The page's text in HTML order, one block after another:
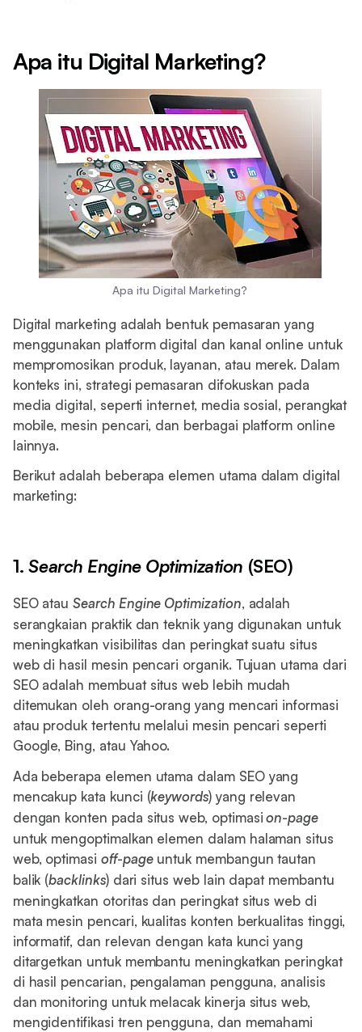
Apa itu Digital Marketing?
Apa itu Digital Marketing?
Digital marketing adalah bentuk pemasaran yang
menggunakan platform digital dan kanal online untuk
mempromosikan produk, layanan, atau merek. Dalam
konteks ini, strategi pemasaran difokuskan pada
media digital, seperti internet, media sosial, perangkat
mobile, mesin pencari, dan berbagai platform online
lainnya.
Berikut adalah beberapa elemen utama dalam digital
marketing:
1.Search Engine Optimization (SEO)
SEO atauSearch Engine Optimization, adalah
serangkaian praktik dan teknik yang digunakan untuk
meningkatkan visibilitas dan peringkat suatu situs
web di hasil mesin pencari organik. Tujuan utama dari
SEO adalah membuat situs web lebih mudah
ditemukan oleh orang-orang yang mencari informasi
atau produk tertentu melalui mesin pencari seperti
Google, Bing, atau Yahoo.
Ada beberapa elemen utama dalam SEO yang
mencakup kata kunci (keywords) yang relevan
dengan konten pada situs web, optimasion-page
untuk mengoptimalkan elemen dalam halaman situs
web, optimasi off-pageuntuk membangun tautan
balik (backlinks) dari situs web lain dapat membantu
meningkatkan otoritas dan peringkat situs web di
mata mesin pencari, kualitas konten berkualitas tinggi,
informatif, dan relevan dengan kata kunci yang
ditargetkan untuk membantu meningkatkan peringkat
di hasil pencarian, pengalaman pengguna, analisis
dan monitoring untuk melacak kinerja situs web,
mengidentifikasi tren pengguna, dan memahami